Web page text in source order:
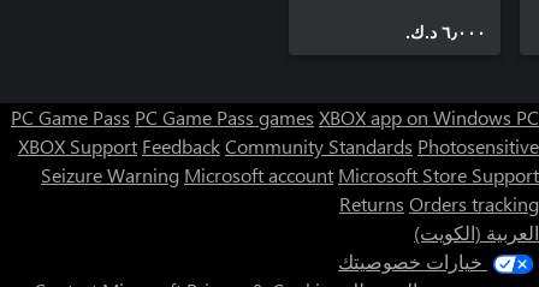
٦٫٠٠٠ د.ك.‏
PC Game Pass PC Game Pass games XBOX app on Windows PC
XBOX Support FeedbackCommunity Standards Photosensitive
Seizure Warning Microsoft account Microsoft Store Support
Returns Orders tracking
العربية (الكويت)
خيارات خصوصيتك